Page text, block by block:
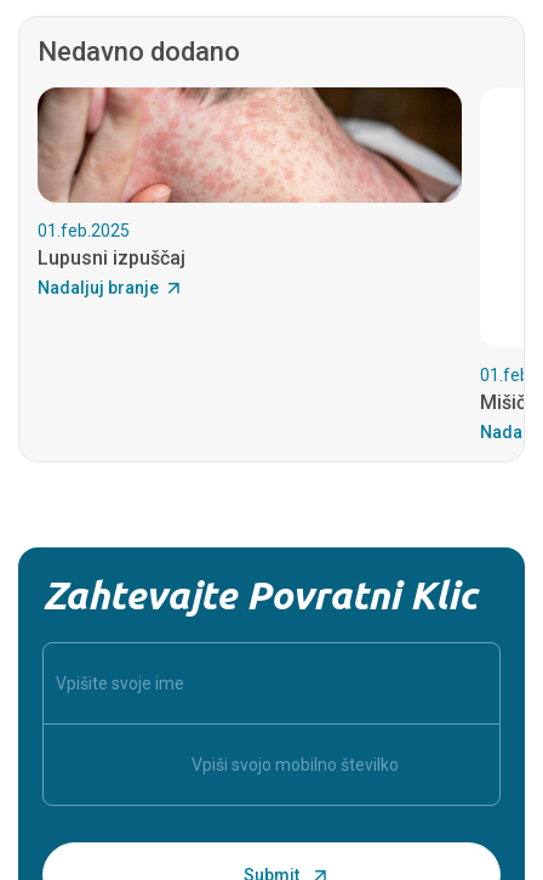
Nedavno dodano
01.feb.2025
Lupusni izpuščaj
Nadaljuj branje
Zahtevajte Povratni Klic